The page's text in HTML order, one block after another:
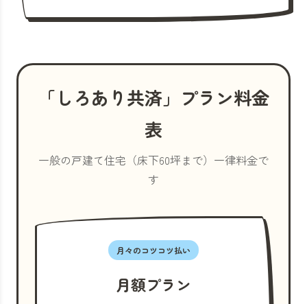
「しろあり共済」プラン料金
表
一般の戸建て住宅（床下60坪まで）一律料金で
す
月々のコツコツ払い
月額プラン